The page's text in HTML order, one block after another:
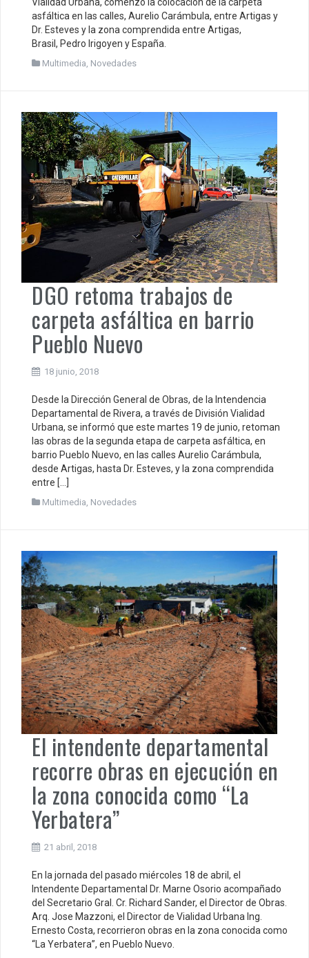
asfáltica en las calles, Aurelio Carámbula, entre Artigas y
Dr. Esteves y la zona comprendida entre Artigas,
Brasil, Pedro Irigoyen y España.
Multimedia Novedades
DGO retoma trabajos de
carpeta asfáltica en barrio
Pueblo Nuevo
18 junio, 2018
Desde la Dirección General de Obras, de la Intendencia
Departamental de Rivera, a través de División Vialidad
Urbana, se informó que este martes 19 de junio, retoman
las obras de la segunda etapa de carpeta asfáltica, en
barrio Pueblo Nuevo, en las calles Aurelio Carámbula,
desde Artigas, hasta Dr. Esteves, y la zona comprendida
entre […]
Multimedia, Novedades
El intendente departamental
recorre obras en ejecución en
la zona conocida como “La
Yerbatera”
21 abril, 2018
En la jornada del pasado miércoles 18 de abril, el
Intendente Departamental Dr. Marne Osorio acompañado
del Secretario Gral. Cr. Richard Sander, el Director de Obras.
Arq. Jose Mazzoni, el Director de Vialidad Urbana Ing.
Ernesto Costa, recorrieron obras en la zona conocida como
“La Yerbatera”, en Pueblo Nuevo.